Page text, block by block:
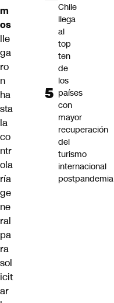
m
os
lle
ga
ro
n
ha
sta
la
co
ntr
ola
ría
ge
ne
ral
pa
ra
sol
icit
ar
Chile
llega
al
top
ten
de
los
países
con
mayor
recuperación
del
turismo
internacional
postpandemia